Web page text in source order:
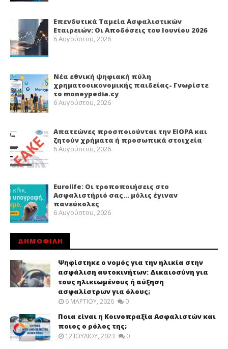
Επενδυτικά Ταμεία Ασφαλιστικών
Εταιρειών: Οι Αποδόσεις του Ιουνίου 2026
6 Αυγούστου, 2026
Νέα εθνική ψηφιακή πύλη
χρηματοοικονομικής παιδείας- Γνωρίστε
το moneypedia.cy
6 Αυγούστου, 2026
Απατεώνες προσποιούνται την EIOPA και
ζητούν χρήματα ή προσωπικά στοιχεία
6 Αυγούστου, 2026
Eurolife: Οι τροποποιήσεις στο
Ασφαλιστήριό σας… μόλις έγιναν
πανεύκολες
6 Αυγούστου, 2026
ΔΗΜΟΦΙΛΗ
Ψηφίστηκε ο νομός για την ηλικία στην
ασφάλιση αυτοκινήτων: Δικαιοσύνη για
τους ηλικιωμένους ή αύξηση
ασφαλίστρων για όλους;
6 ΜΑΡΤΊΟΥ, 2026 0
Ποια είναι η Κοινοπραξία Ασφαλιστών και
ποιος ο ρόλος της;
12 ΙΟΥΛΊΟΥ, 2023 0